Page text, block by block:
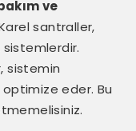
ve
santraller,
sistemlerdir.
sistemin
optimize eder. Bu